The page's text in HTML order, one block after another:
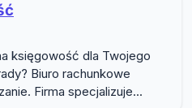
księgowość dla Twojego
Biuro rachunkowe
Firma specjalizuje...